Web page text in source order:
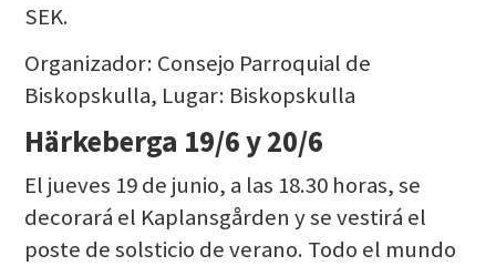
SEK.
Organizador: Consejo Parroquial de
Biskopskulla, Lugar: Biskopskulla
Härkeberga 19/6 y 20/6
El jueves 19 de junio, a las 18.30 horas, se
decorará el Kaplansgården y se vestirá el
poste de solsticio de verano. Todo el mundo